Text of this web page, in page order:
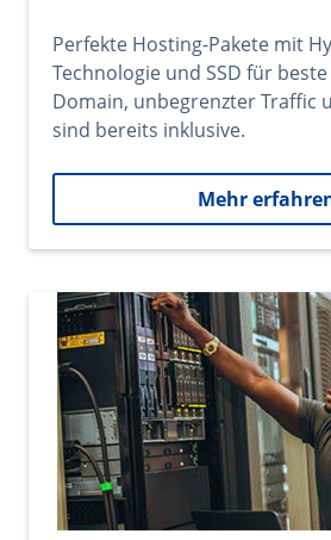
Perfekte Hosting-Pakete mit
Technologie und SSD für
Domain, unbegrenzter Traffic
sind bereits inklusive.
Mehr